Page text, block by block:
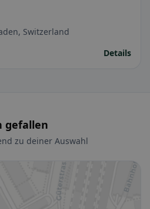
Switzerland
Details
gefallen
zu deiner Auswahl